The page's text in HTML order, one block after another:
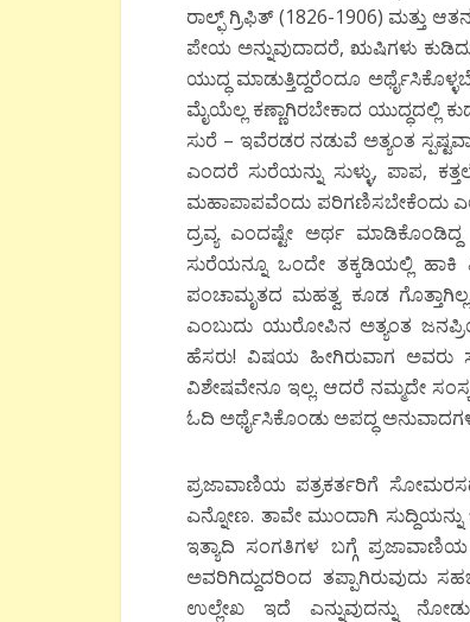
ರಾಲ್ಫ್ ಗ್ರಿಫಿತ್ (1826-1906) ಮತ್ತು
ಪೇಯ ಅನ್ನುವುದಾದರೆ, ಋಷಿಗಳು
ಯುದ್ಧ ಮಾಡುತ್ತಿದ್ದರೆಂದೂ
ಮೈಯೆಲ್ಲ ಕಣ್ಣಾಗಿರಬೇಕಾದ ಯುದ್ಧದಲ್ಲಿ
ಸುರೆ – ಇವೆರಡರ ನಡುವೆ ಅತ್ಯಂತ
ಎಂದರೆ ಸುರೆಯನ್ನು ಸುಳ್ಳು, ಪಾಪ,
ಮಹಾಪಾಪವೆಂದು ಪರಿಗಣಿಸಬೇಕೆಂದು
ದ್ರವ್ಯ ಎಂದಷ್ಟೇ ಅರ್ಥ
ಸುರೆಯನ್ನೂ ಒಂದೇ ತಕ್ಕಡಿಯಲ್ಲಿ
ಪಂಚಾಮೃತದ ಮಹತ್ವ ಕೂಡ
ಎಂಬುದು ಯುರೋಪಿನ ಅತ್ಯಂತ
ಹೆಸರು! ವಿಷಯ ಹೀಗಿರುವಾಗ ಅವರು
ವಿಶೇಷವೇನೂ ಇಲ್ಲ. ಆದರೆ ನಮ್ಮದೇ
ಓದಿ ಅರ್ಥೈಸಿಕೊಂಡು ಅಪದ್ಧ
ಪ್ರಜಾವಾಣಿಯ ಪತ್ರಕರ್ತರಿಗೆ
ಎನ್ನೋಣ. ತಾವೇ ಮುಂದಾಗಿ
ಇತ್ಯಾದಿ ಸಂಗತಿಗಳ ಬಗ್ಗೆ
ಅವರಿಗಿದ್ದುದರಿಂದ ತಪ್ಪಾಗಿರುವುದು
ಉಲ್ಲೇಖ ಇದೆ ಎನ್ನುವುದನ್ನು